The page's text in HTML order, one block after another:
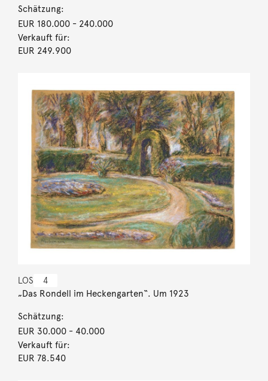
Schätzung:
EUR 180.000- 240.000
Verkauft für:
EUR 249.900
LOS 4
„Das Rondell im Heckengarten“. Um 1923
Schätzung:
EUR 30.000- 40.000
Verkauft für:
EUR 78.540